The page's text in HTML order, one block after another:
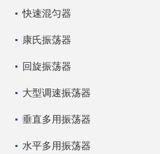
快速混匀器
康氏振荡器
回旋振荡器
大型调速振荡器
垂直多用振荡器
水平多用振荡器